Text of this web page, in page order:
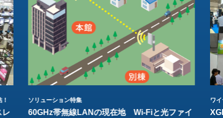
レ
ソリューション特集
60GHz帯無線LANの現在地 Wi-Fiと光ファイ
ワ